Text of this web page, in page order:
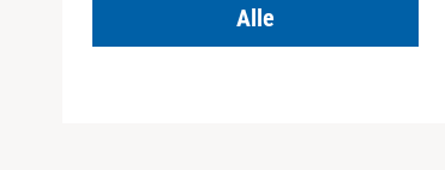
Alle